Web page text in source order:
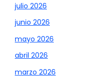
julio 2026
junio 2026
mayo 2026
abril 2026
marzo 2026